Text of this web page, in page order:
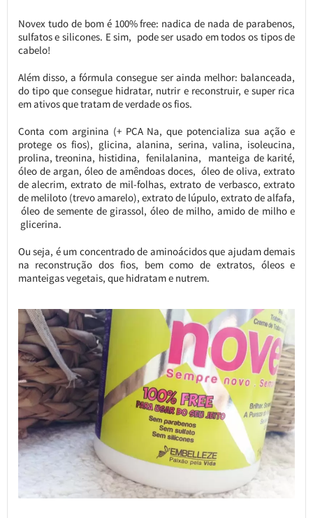
Novex tudo de bom é 100% free: nadica de nada de parabenos,
sulfatos e silicones. E sim, pode ser usado em todos os tipos de
cabelo!
Além disso, a fórmula consegue ser ainda melhor: balanceada,
do tipo que consegue hidratar, nutrir e reconstruir, e super rica
em ativos que tratam de verdade os fios.
Conta com arginina (+ PCA Na, que potencializa sua ação e
protege os fios), glicina, alanina, serina, valina, isoleucina,
prolina, treonina, histidina, fenilalanina, manteiga de karité,
óleo de argan, óleo de amêndoas doces, óleo de oliva, extrato
de alecrim, extrato de mil-folhas, extrato de verbasco, extrato
de meliloto (trevo amarelo), extrato de lúpulo, extrato de alfafa,
óleo de semente de girassol, óleo de milho, amido de milho e
glicerina.
Ou seja, é um concentrado de aminoácidos que ajudam demais
na reconstrução dos fios, bem como de extratos, óleos e
manteigas vegetais, que hidratam e nutrem.